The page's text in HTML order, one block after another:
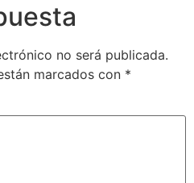
no será publicada.
marcados con *